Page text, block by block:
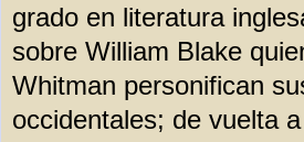
grado en literatura
sobre William Blake
Whitman personifican
occidentales; de vuelta